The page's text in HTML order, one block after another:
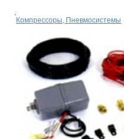
Компрессоры, Пневмосистемы